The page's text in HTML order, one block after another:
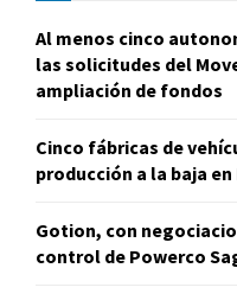
Al menos cinco
las solicitudes del
ampliación de fondos
Cinco fábricas de
producción a la baja en
Gotion, con
control de Powerco